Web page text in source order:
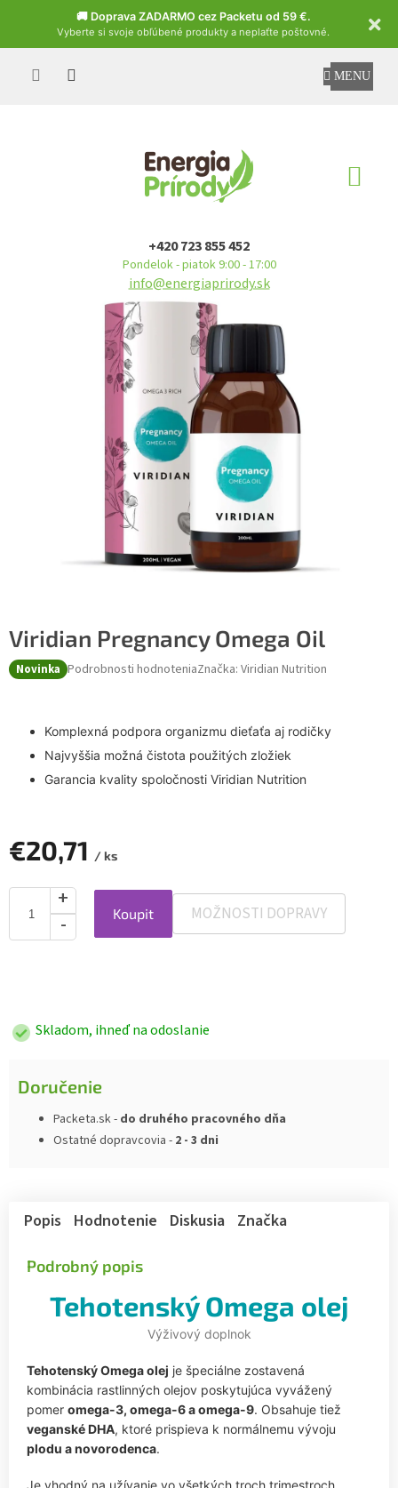
🚚 Doprava ZADARMO cez Packetu od 59 €.
Vyberte si svoje obľúbené produkty a neplaťte poštovné.
Czech
+420 723 855 452
Pondelok - piatok 9:00 - 17:00
info@energiaprirody.sk
Viridian Pregnancy Omega Oil
Novinka Podrobnosti hodnoteniaZnačka: Viridian Nutrition
Komplexná podpora organizmu dieťaťa aj rodičky
Najvyššia možná čistota použitých zložiek
Garancia kvality spoločnosti Viridian Nutrition
€20,71 / ks
Koupit MOŽNOSTI DOPRAVY
Skladom, ihneď na odoslanie
Doručenie
Packeta.sk - do druhého pracovného dňa
Ostatné dopravcovia - 2 - 3 dni
Popis Hodnotenie Diskusia Značka
Podrobný popis
Tehotenský Omega olej
Výživový doplnok
Tehotenský Omega olej je špeciálne zostavená
kombinácia rastlinných olejov poskytujúca vyvážený
pomer omega-3, omega-6 a omega-9. Obsahuje tiež
veganské DHA, ktoré prispieva k normálnemu vývoju
plodu a novorodenca.
Je vhodný na užívanie vo všetkých troch trimestroch